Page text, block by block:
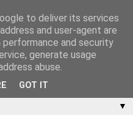
▼
to deliver its services
and user-agent are
and security
generate usage
abuse.
GOT IT